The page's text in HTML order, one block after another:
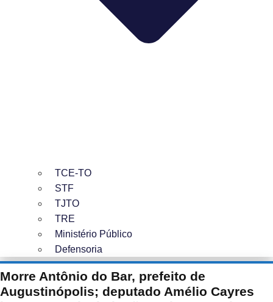
TCE-TO
STF
TJTO
TRE
Ministério Público
Defensoria
Morre Antônio do Bar, prefeito de
Augustinópolis; deputado Amélio Cayres